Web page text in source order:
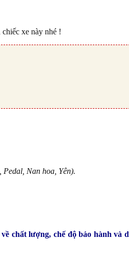
xe này nhé !
Nan hoa, Yên).
chất lượng, chế độ bảo hành và